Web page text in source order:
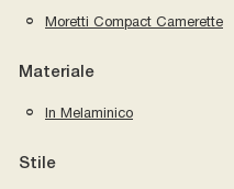
Moretti Compact Camerette
Materiale
In Melaminico
Stile